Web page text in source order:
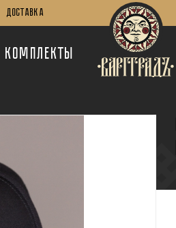
Доставка
Комплекты